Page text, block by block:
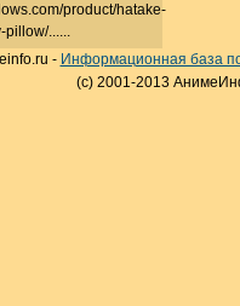
product/hatake-
pillow/......
- Информационная база
(c) 2001-2013